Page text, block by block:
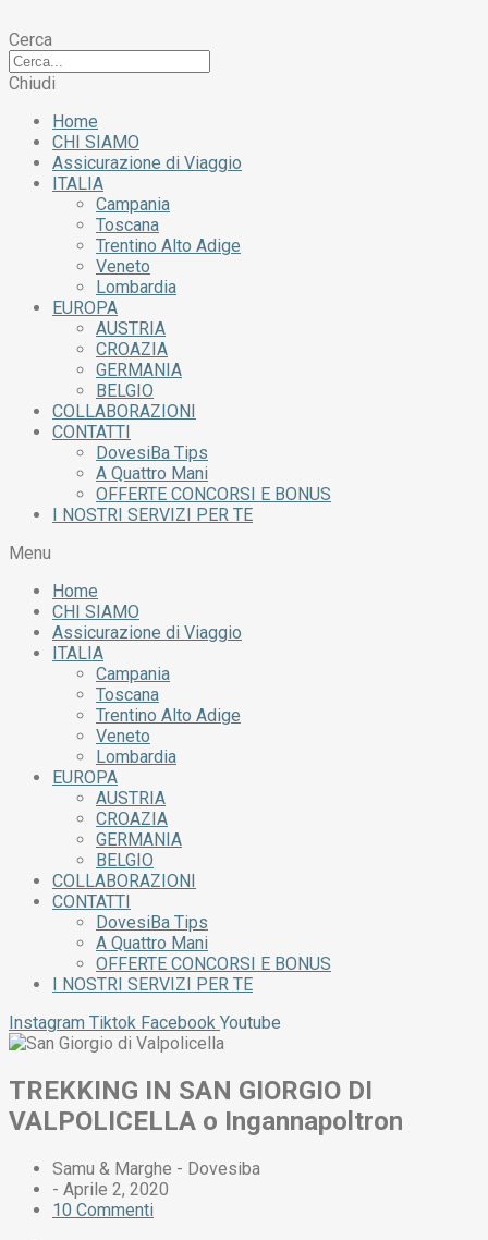
Cerca
Chiudi
Home
CHI SIAMO
Assicurazione di Viaggio
ITALIA
Campania
Toscana
Trentino Alto Adige
Veneto
Lombardia
EUROPA
AUSTRIA
CROAZIA
GERMANIA
BELGIO
COLLABORAZIONI
CONTATTI
DovesiBa Tips
A Quattro Mani
OFFERTE CONCORSI E BONUS
I NOSTRI SERVIZI PER TE
Menu
Home
CHI SIAMO
Assicurazione di Viaggio
ITALIA
Campania
Toscana
Trentino Alto Adige
Veneto
Lombardia
EUROPA
AUSTRIA
CROAZIA
GERMANIA
BELGIO
COLLABORAZIONI
CONTATTI
DovesiBa Tips
A Quattro Mani
OFFERTE CONCORSI E BONUS
I NOSTRI SERVIZI PER TE
Instagram Tiktok Facebook Youtube
TREKKING IN SAN GIORGIO DI
VALPOLICELLA o Ingannapoltron
Samu & Marghe - Dovesiba
- Aprile 2, 2020
10 Commenti